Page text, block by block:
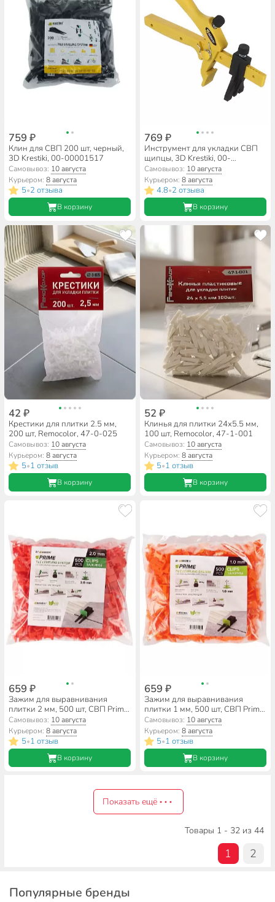
759 ₽
Клин для СВП 200 шт, черный,
3D Krestiki, 00-00001517
Самовывоз: 10 августа
Курьером:8 августа
5•2 отзыва
В корзину
769 ₽
Инструмент для укладки СВП
щипцы, 3D Krestiki, 00-
00000477
Самовывоз: 10 августа
Курьером: 8 августа
4.8•2 отзыва
В корзину
42 ₽
Крестики для плитки 2.5 мм,
200 шт, Remocolor, 47-0-025
Самовывоз: 10 августа
Курьером:8 августа
5•1 отзыв
В корзину
52 ₽
Клинья для плитки 24х5.5 мм,
100 шт, Remocolor, 47-1-001
Самовывоз: 10 августа
Курьером: 8 августа
5•1 отзыв
В корзину
659 ₽
Зажим для выравнивания
плитки 2 мм, 500 шт, СВП Prime,
3D Krestiki, 00-00002088
Самовывоз: 10 августа
Курьером:8 августа
5•1 отзыв
В корзину
659 ₽
Зажим для выравнивания
плитки 1 мм, 500 шт, СВП Prime,
3D Krestiki, 00-00002087
Самовывоз: 10 августа
Курьером: 8 августа
5•1 отзыв
В корзину
Показать ещё
Товары 1 - 32 из 44
1 2
Популярные бренды